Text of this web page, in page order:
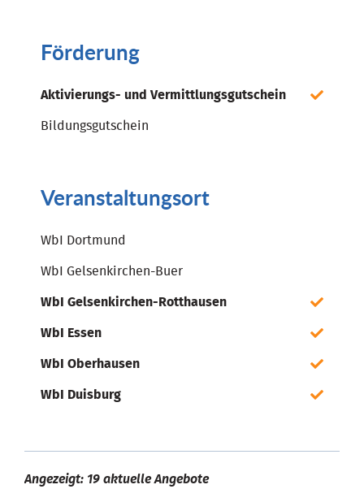
Förderung
Aktivierungs- und Vermittlungsgutschein
Bildungsgutschein
Veranstaltungsort
WbI Dortmund
WbI Gelsenkirchen-Buer
WbI Gelsenkirchen-Rotthausen
WbI Essen
WbI Oberhausen
WbI Duisburg
Angezeigt: 19 aktuelle Angebote